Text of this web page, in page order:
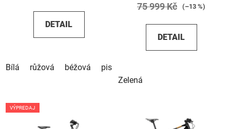
DETAIL
Bílá růžová béžová pistáciová
75 999 Kč (–13 %)
DETAIL
Zelená
VÝPREDAJ